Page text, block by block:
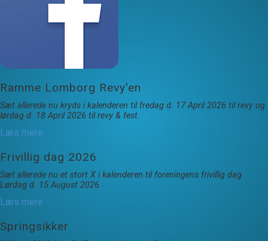
Ramme Lomborg Revy'en
Sæt allerede nu kryds i kalenderen til fredag d. 17 April 2026 til revy og
lørdag d. 18 April 2026 til revy & fest.
Læs mere
Frivillig dag 2026
Sæt allerede nu et stort X i kalenderen til foreningens frivillig dag
Lørdag d. 15 August 2026
Læs mere
Springsikker